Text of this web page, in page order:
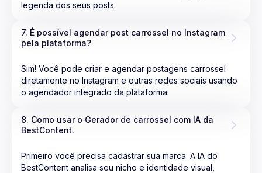
legenda dos seus posts.
7. É possível agendar post carrossel no Instagram
pela plataforma?
Sim! Você pode criar e agendar postagens carrossel
diretamente no Instagram e outras redes sociais usando
o agendador integrado da plataforma.
8. Como usar o Gerador de carrossel com IA da
BestContent.
Primeiro você precisa cadastrar sua marca. A IA do
BestContent analisa seu nicho e identidade visual,